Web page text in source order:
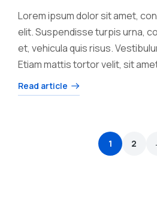
Lorem ipsum dolor sit amet,
elit. Suspendisse turpis urna,
et, vehicula quis risus.
Etiam mattis tortor velit, sit
Read article
1 2